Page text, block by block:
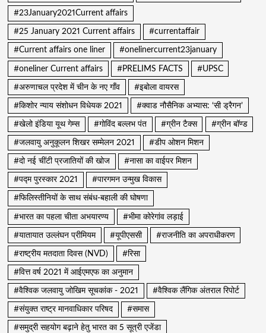
#23January2021Current affairs
#25 January 2021 Current affairs #currentaffair
#Current affairs one liner #onelinercurrent23january
#oneliner Current affairs #PRELIMS FACTS #UPSC
#अरुणाचल प्रदेश में चीन के नए गाँव #इबोला वायरस
#किशोर न्याय संशोधन विधेयक 2021 #क्वाड नौसैनिक अभ्यास: ‘सी ड्रैगन’
#खेलो इंडिया यूथ गेम्स #गोविंद बल्लभ पंत #ग्रीन टैक्स #ग्रीन बॉण्ड
#जलवायु अनुकूलन शिखर सम्मेलन 2021 #डीप ओशन मिशन
#दो नई चींटी प्रजातियों की खोज #नासा का वाईपर मिशन
#पद्म पुरस्कार 2021 #पारगमन उन्मुख विकास
#फिलिस्तीनियों के साथ संबंध-बहाली की घोषणा
#भारत का पहला चीता अभयारण्य #भीमा कोरेगांव लड़ाई
#यातायात उल्लंघन प्रीमियम #यूपीएससी #राजनीति का अपराधीकरण
#राष्ट्रीय मतदाता दिवस (NVD) #रिसा
#वित्त वर्ष 2021 में आईएमएफ का अनुमान
#वैश्विक जलवायु जोखिम सूचकांक - 2021 #वैश्विक लैंगिक अंतराल रिपोर्ट
#संयुक्त राष्ट्र मानवाधिकार परिषद #समास
#समुद्री सहयोग बढ़ाने हेतु भारत का 5 सूत्री एजेंडा